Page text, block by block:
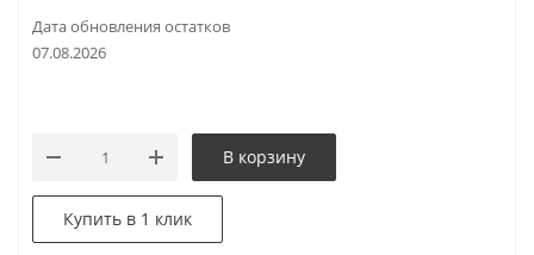
Дата обновления остатков
07.08.2026
В корзину
Купить в 1 клик